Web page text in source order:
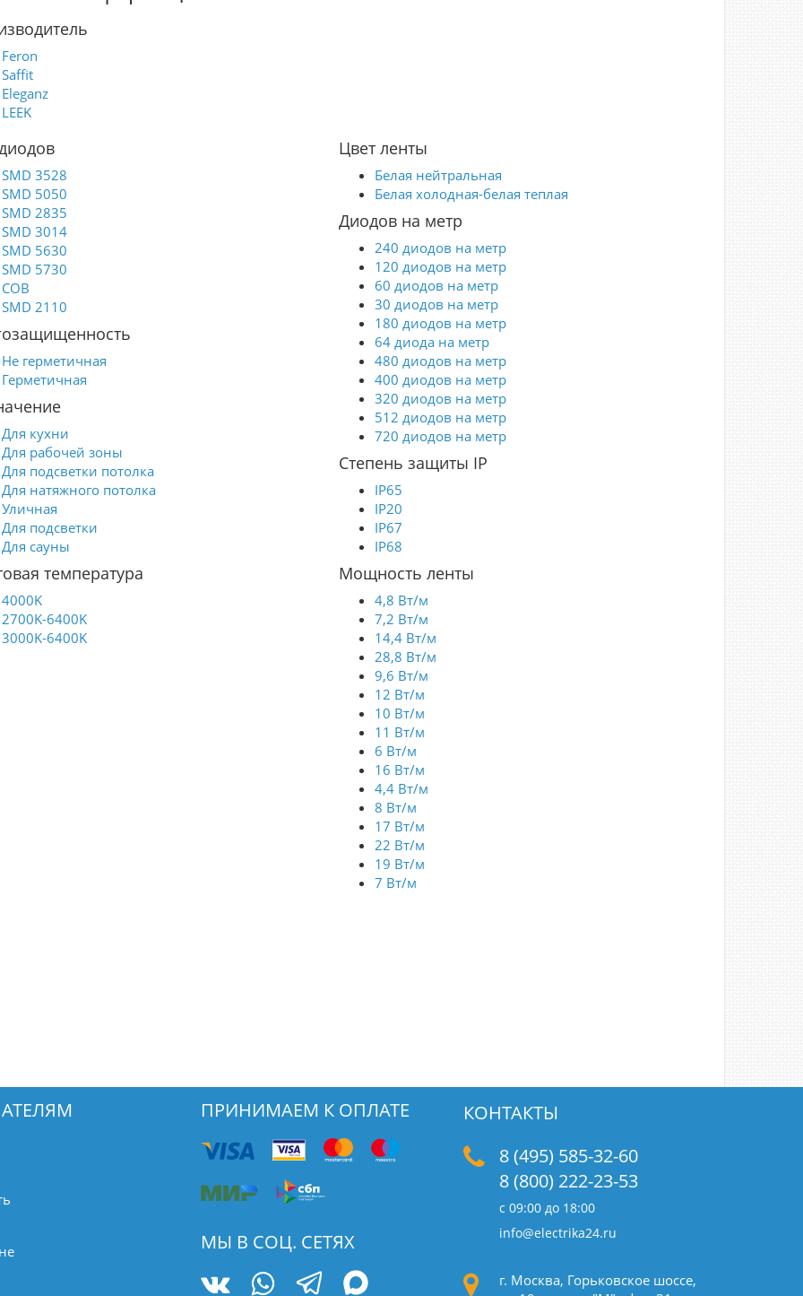
Лента легко режется с шагом 38.46 мм,
что позволяет адаптировать ее длину
под конкретные нужды и условия
зарекомендовал себя как надежный
осветительной продукции, и данная
лента не является исключением. Она
внешний вид, что делает ее отличным
Feron
Saffit
Eleganz
LEEK
SMD 3528
SMD 5050
SMD 2835
SMD 3014
SMD 5630
SMD 5730
COB
SMD 2110
Не герметичная
Герметичная
Для кухни
Для рабочей зоны
Для подсветки потолка
Для натяжного потолка
Уличная
Для подсветки
Для сауны
температура
4000K
2700K-6400K
3000K-6400K
Цвет ленты
Белая нейтральная
Белая холодная-белая теплая
Диодов на метр
240 диодов на метр
120 диодов на метр
60 диодов на метр
30 диодов на метр
180 диодов на метр
64 диода на метр
480 диодов на метр
400 диодов на метр
320 диодов на метр
512 диодов на метр
720 диодов на метр
Степень защиты IP
IP65
IP20
IP67
IP68
Мощность ленты
4,8 Вт/м
7,2 Вт/м
14,4 Вт/м
28,8 Вт/м
9,6 Вт/м
12 Вт/м
10 Вт/м
11 Вт/м
6 Вт/м
16 Вт/м
4,4 Вт/м
8 Вт/м
17 Вт/м
22 Вт/м
19 Вт/м
7 Вт/м
ПРИНИМАЕМ К ОПЛАТЕ
МЫ В СОЦ. СЕТЯХ
КОНТАКТЫ
8 (495) 585-32-60
8 (800) 222-23-53
с 09:00 до 18:00
info@electrika24.ru
г. Москва, Горьковское шоссе,